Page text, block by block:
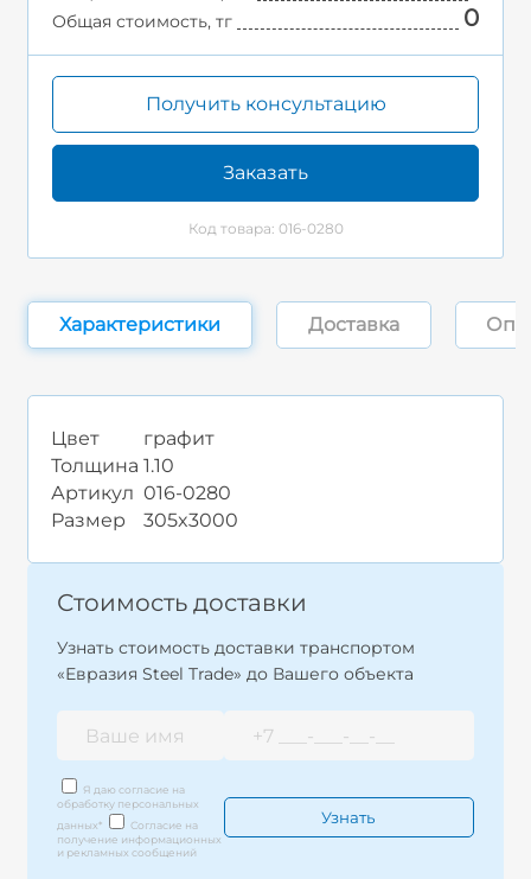
Общая стоимость, тг
0
Получить консультацию
Заказать
Код товара: 016-0280
Характеристики Доставка
Цвет
графит
Толщина 1.10
Артикул 016-0280
Размер
305x3000
Стоимость доставки
Узнать стоимость доставки транспортом
«Евразия Steel Trade» до Вашего объекта
Я даю согласие на
обработку персональных
данных*
Согласие на
получение информационных
и рекламных сообщений